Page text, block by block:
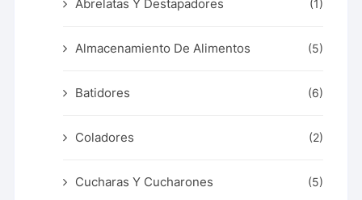
Abrelatas Y Destapadores (1)
Almacenamiento De Alimentos (5)
Batidores (6)
Coladores (2)
Cucharas Y Cucharones (5)